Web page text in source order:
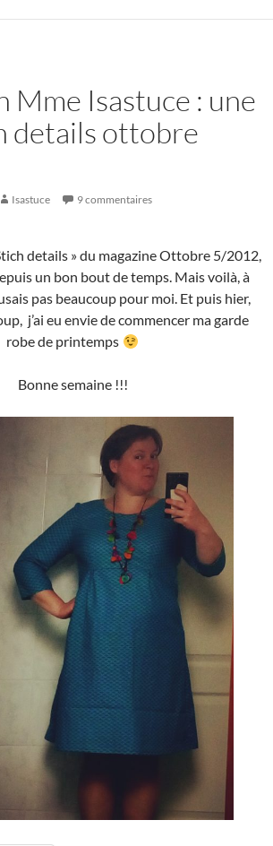
Mme Isastuce : une
details ottobre
Isastuce 9 commentaires
details » du magazine Ottobre 5/2012,
un bon bout de temps. Mais voilà, à
pas beaucoup pour moi. Et puis hier,
j’ai eu envie de commencer ma garde
robe de printemps
Bonne semaine !!!